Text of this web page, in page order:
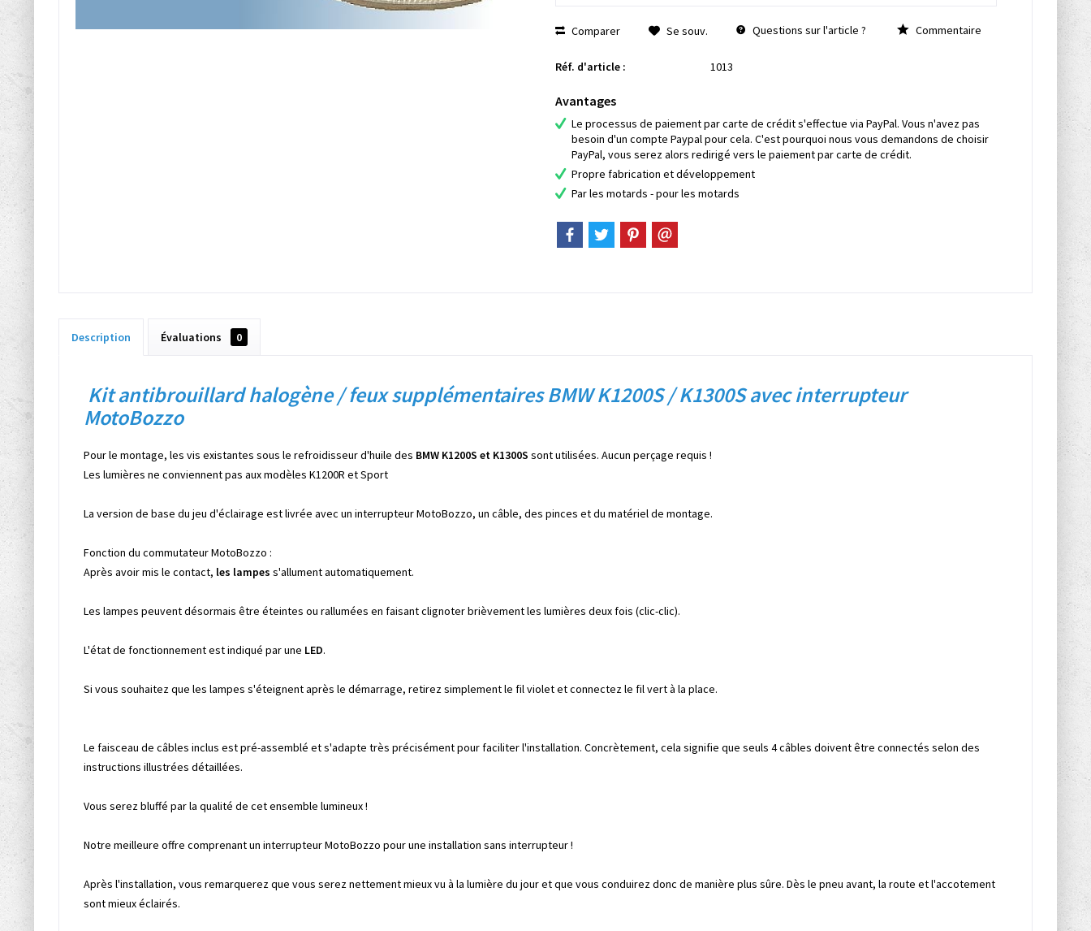
Comparer Se souv. Questions sur l'article ? Commentaire
Réf. d'article : 1013
Avantages
Le processus de paiement par carte de crédit s'effectue via PayPal. Vous n'avez pas
besoin d'un compte Paypal pour cela. C'est pourquoi nous vous demandons de choisir
PayPal, vous serez alors redirigé vers le paiement par carte de crédit.
Propre fabrication et développement
Par les motards - pour les motards
Description Évaluations 0
Kit antibrouillard halogène / feux supplémentaires BMW K1200S / K1300S avec interrupteur
MotoBozzo
Pour le montage, les vis existantes sous le refroidisseur d'huile des BMW K1200S et K1300S sont utilisées. Aucun perçage requis !
Les lumières ne conviennent pas aux modèles K1200R et Sport
La version de base du jeu d'éclairage est livrée avec un interrupteur MotoBozzo, un câble, des pinces et du matériel de montage.
Fonction du commutateur MotoBozzo :
Après avoir mis le contact, les lampes s'allument automatiquement.
Les lampes peuvent désormais être éteintes ou rallumées en faisant clignoter brièvement les lumières deux fois (clic-clic).
L'état de fonctionnement est indiqué par une LED.
Si vous souhaitez que les lampes s'éteignent après le démarrage, retirez simplement le fil violet et connectez le fil vert à la place.
Le faisceau de câbles inclus est pré-assemblé et s'adapte très précisément pour faciliter l'installation. Concrètement, cela signifie que seuls 4 câbles doivent être connectés selon des
instructions illustrées détaillées.
Vous serez bluffé par la qualité de cet ensemble lumineux !
Notre meilleure offre comprenant un interrupteur MotoBozzo pour une installation sans interrupteur !
Après l'installation, vous remarquerez que vous serez nettement mieux vu à la lumière du jour et que vous conduirez donc de manière plus sûre. Dès le pneu avant, la route et l'accotement
sont mieux éclairés.